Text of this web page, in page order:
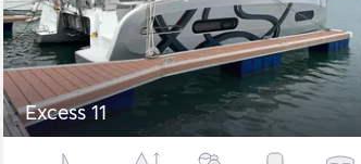
Excess 11